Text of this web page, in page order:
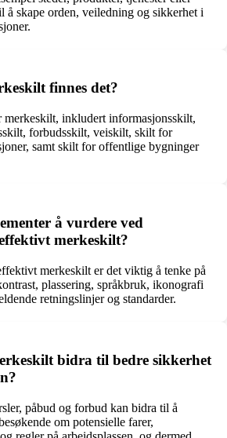
å skape orden, veiledning og sikkerhet i
finnes det?
inkludert informasjonsskilt,
forbudsskilt, veiskilt, skilt for
samt skilt for offentlige bygninger
å vurdere ved
merkeskilt?
merkeskilt er det viktig å tenke på
plassering, språkbruk, ikonografi
retningslinjer og standarder.
bidra til bedre sikkerhet
påbud og forbud kan bidra til å
om potensielle farer,